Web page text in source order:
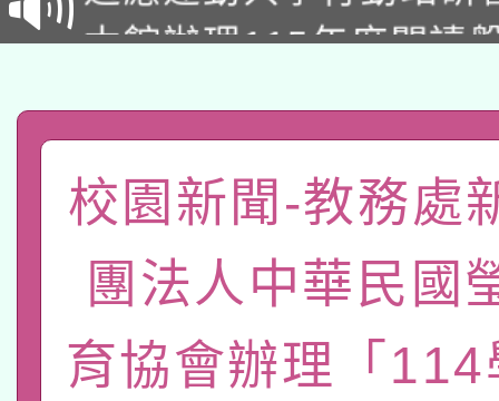
招)
本館辦理115年度閱讀
礎課程
A3數位素養講師名單
「數位內容與教學軟體
pilot」
有關大陸委員會函釋公
薪期間赴陸應申請許可
轉知經濟部水利署委託
業技術研究院辦理「
115年8月22日(星期六
校園新聞-教務處
團法人中華民國
育協會辦理「